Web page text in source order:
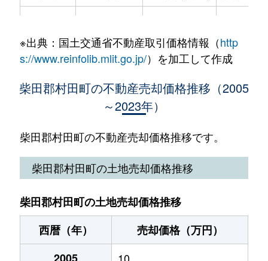
大字村田
950万円 大河原(宮城)
徒歩1時
※出典：国土交通省不動産取引価格情報（http
s://www.reinfolib.mlit.go.jp/）を加工して作成
柴田郡村田町の不動産売却価格推移（2005
～2023年）
柴田郡村田町の不動産売却価格推移です。
柴田郡村田町の土地売却価格推移
柴田郡村田町の土地売却価格推移
西暦（年）
売却価格（万円）